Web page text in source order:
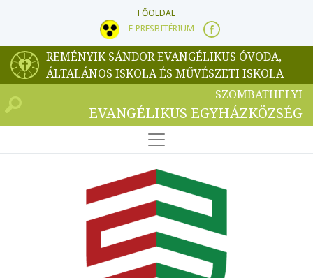
FŐOLDAL
E-PRESBITÉRIUM
REMÉNYIK SÁNDOR EVANGÉLIKUS ÓVODA,
ÁLTALÁNOS ISKOLA ÉS MŰVÉSZETI ISKOLA
SZOMBATHELYI
EVANGÉLIKUS EGYHÁZKÖZSÉG